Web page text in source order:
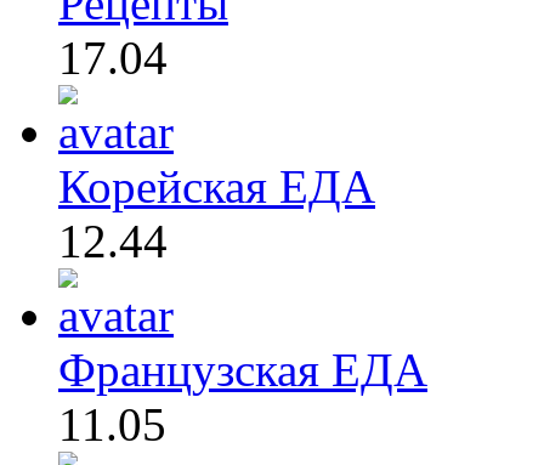
17.04
Корейская ЕДА
12.44
Французская ЕДА
11.05